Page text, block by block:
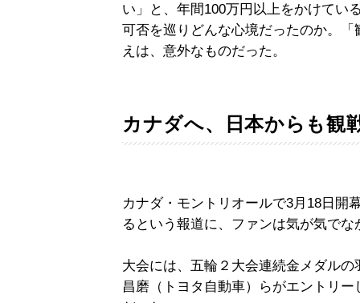
い」と、年間100万円以上をかけてい
可否を巡りどんな心境だったのか。
えは、意外なものだった。
カナダへ、日本からも観
カナダ・モントリオールで3月18日開
るという報道に、ファンは気が気でな
大会には、五輪２大会連続金メダル
昌磨（トヨタ自動車）らがエントリ